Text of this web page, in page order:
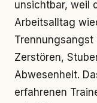
unsichtbar, weil
Arbeitsalltag
Trennungsangst
Zerstören,
Abwesenheit.
erfahrenen